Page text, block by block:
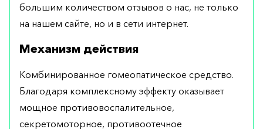
большим количеством отзывов о нас, не только
на нашем сайте, но и в сети интернет.
Механизм действия
Комбинированное гомеопатическое средство.
Благодаря комплексному эффекту оказывает
мощное противовоспалительное,
секретомоторное, противоотечное